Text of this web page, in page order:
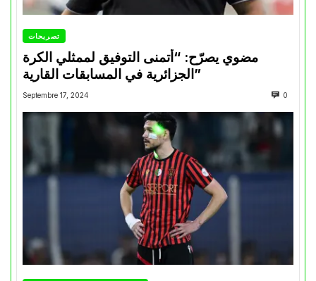
تصريحات
مضوي يصرّح: “أتمنى التوفيق لممثلي الكرة
الجزائرية في المسابقات القارية”
Septembre 17, 2024 0